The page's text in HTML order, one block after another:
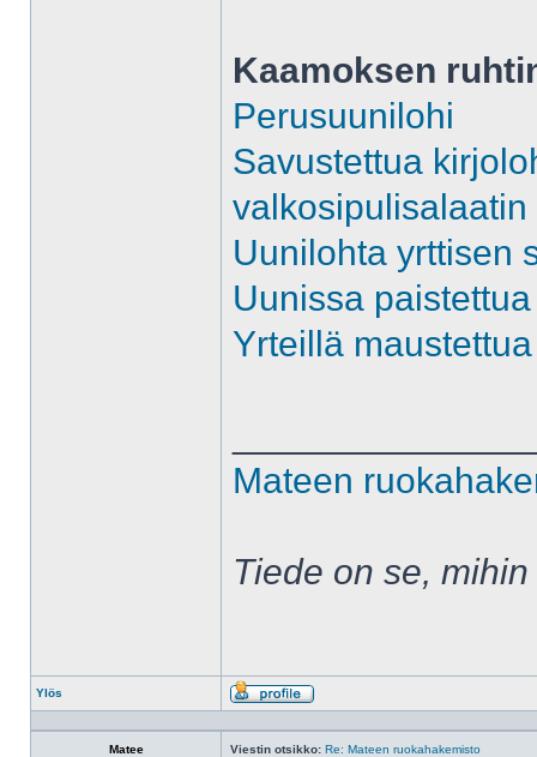
Kaamoksen
Perusuunilohi
Savustettua
valkosipulisalaatin
Uunilohta yrttisen
Uunissa
Yrteillä
Mateen
Tiede on se,
Ylös
Profiili
Matee Viestin otsikko: Re: Mateen ruokahakemisto